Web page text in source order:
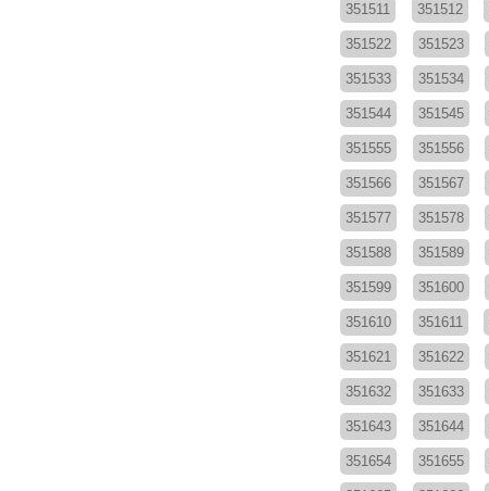
351511 351512
351522 351523
351533 351534
351544 351545
351555 351556
351566 351567
351577 351578
351588 351589
351599 351600
351610 351611
351621 351622
351632 351633
351643 351644
351654 351655